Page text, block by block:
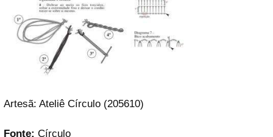
Artesã: Ateliê Círculo (205610)
Fonte: Círculo